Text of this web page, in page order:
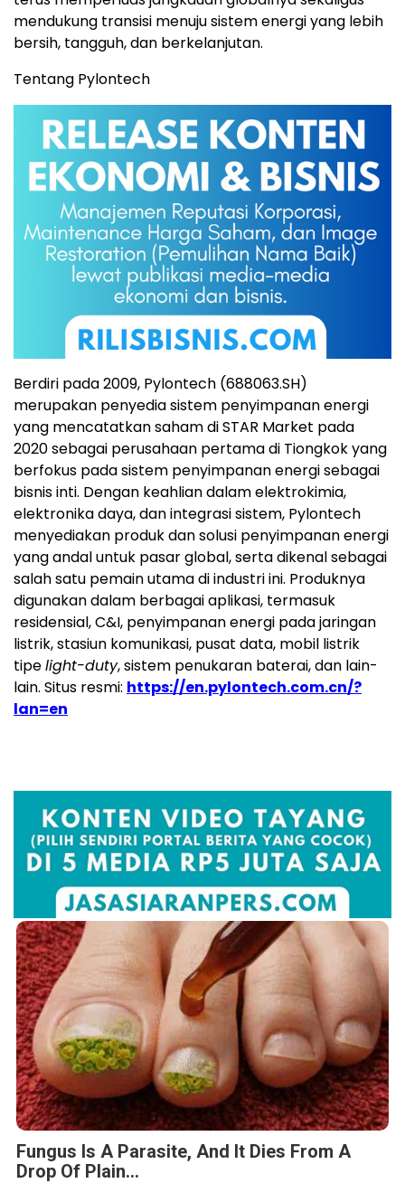
mendukung transisi menuju sistem energi yang lebih
bersih, tangguh, dan berkelanjutan.
Tentang Pylontech
Berdiri pada 2009, Pylontech (688063.SH)
merupakan penyedia sistem penyimpanan energi
yang mencatatkan saham di STAR Market pada
2020 sebagai perusahaan pertama di Tiongkok yang
berfokus pada sistem penyimpanan energi sebagai
bisnis inti. Dengan keahlian dalam elektrokimia,
elektronika daya, dan integrasi sistem, Pylontech
menyediakan produk dan solusi penyimpanan energi
yang andal untuk pasar global, serta dikenal sebagai
salah satu pemain utama di industri ini. Produknya
digunakan dalam berbagai aplikasi, termasuk
residensial, C&I, penyimpanan energi pada jaringan
listrik, stasiun komunikasi, pusat data, mobil listrik
tipelight-duty, sistem penukaran baterai, dan lain-
lain. Situs resmi: https://en.pylontech.com.cn/?
lan=en
Fungus Is A Parasite, And It Dies From A
Drop Of Plain...